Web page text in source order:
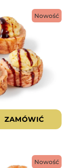
Nowość
ZAMÓWIĆ
Nowość